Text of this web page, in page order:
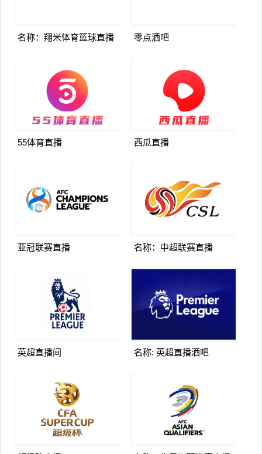
名称：翔米体育篮球直播 零点酒吧
55体育直播 西瓜直播
亚冠联赛直播 名称：中超联赛直播
英超直播间 名称: 英超直播酒吧